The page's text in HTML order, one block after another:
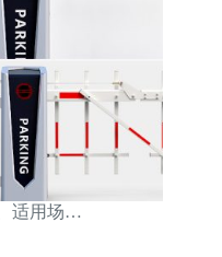
适用场…